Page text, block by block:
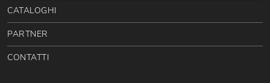
CATALOGHI
PARTNER
CONTATTI